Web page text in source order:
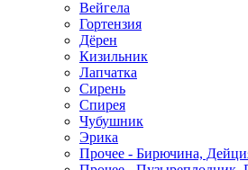
Вейгела
Гортензия
Дёрен
Кизильник
Лапчатка
Сирень
Спирея
Чубушник
Эрика
Прочее - Бирючина,